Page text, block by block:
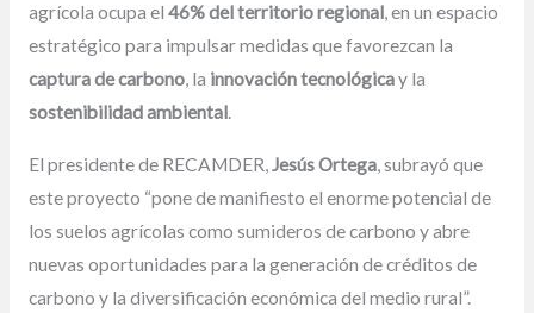
agrícola ocupa el 46% del territorio regional, en un espacio
estratégico para impulsar medidas que favorezcan la
captura de carbono, la innovación tecnológicay la
sostenibilidad ambiental.
El presidente de RECAMDER,Jesús Ortega, subrayó que
este proyecto “pone de manifiesto el enorme potencial de
los suelos agrícolas como sumideros de carbono y abre
nuevas oportunidades para la generación de créditos de
carbono y la diversificación económica del medio rural”.